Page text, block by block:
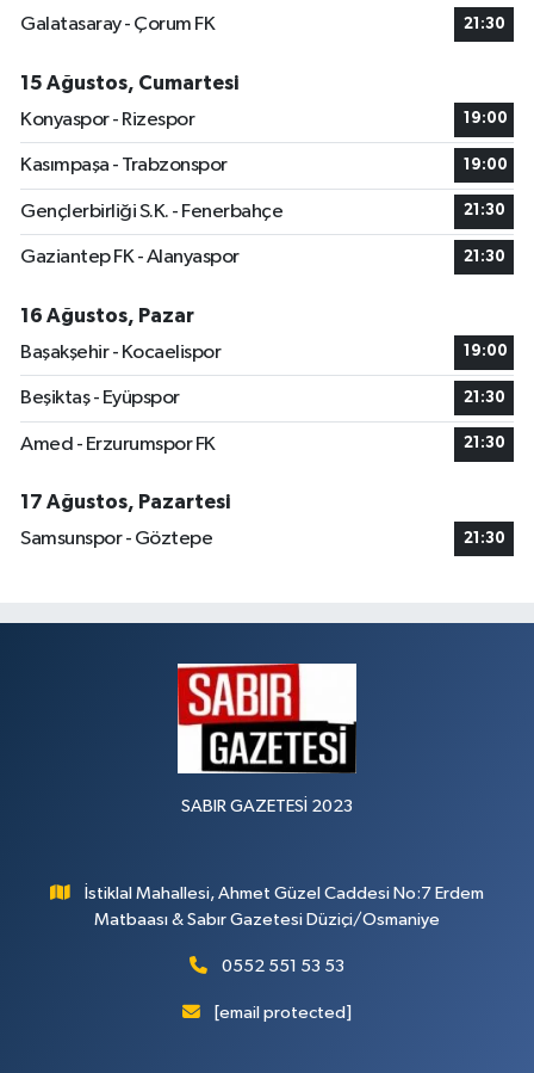
Galatasaray - Çorum FK
21:30
15 Ağustos, Cumartesi
Konyaspor - Rizespor
19:00
Kasımpaşa - Trabzonspor 19:00
Gençlerbirliği S.K. - Fenerbahçe 21:30
Gaziantep FK - Alanyaspor 21:30
16 Ağustos, Pazar
Başakşehir - Kocaelispor
19:00
Beşiktaş - Eyüpspor 21:30
Amed - Erzurumspor FK 21:30
17 Ağustos, Pazartesi
Samsunspor - Göztepe
21:30
SABIR GAZETESİ 2023
İstiklal Mahallesi, Ahmet Güzel Caddesi No:7 Erdem
Matbaası & Sabır Gazetesi Düziçi/Osmaniye
0552 551 53 53
[email protected]